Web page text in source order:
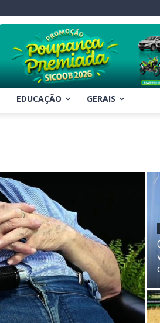
EDUCAÇÃO GERAIS